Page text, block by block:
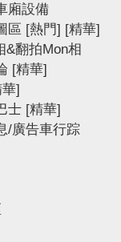
廂設備
區 [熱門] [精華]
&翻拍Mon相
[精華]
]
士 [精華]
/廣告車行踪